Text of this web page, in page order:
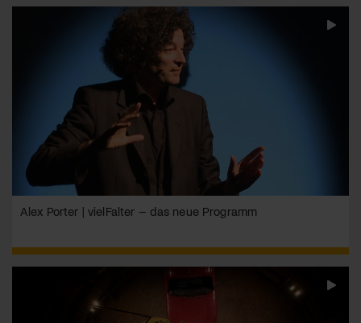
Alex Porter | vielFalter – das neue Programm